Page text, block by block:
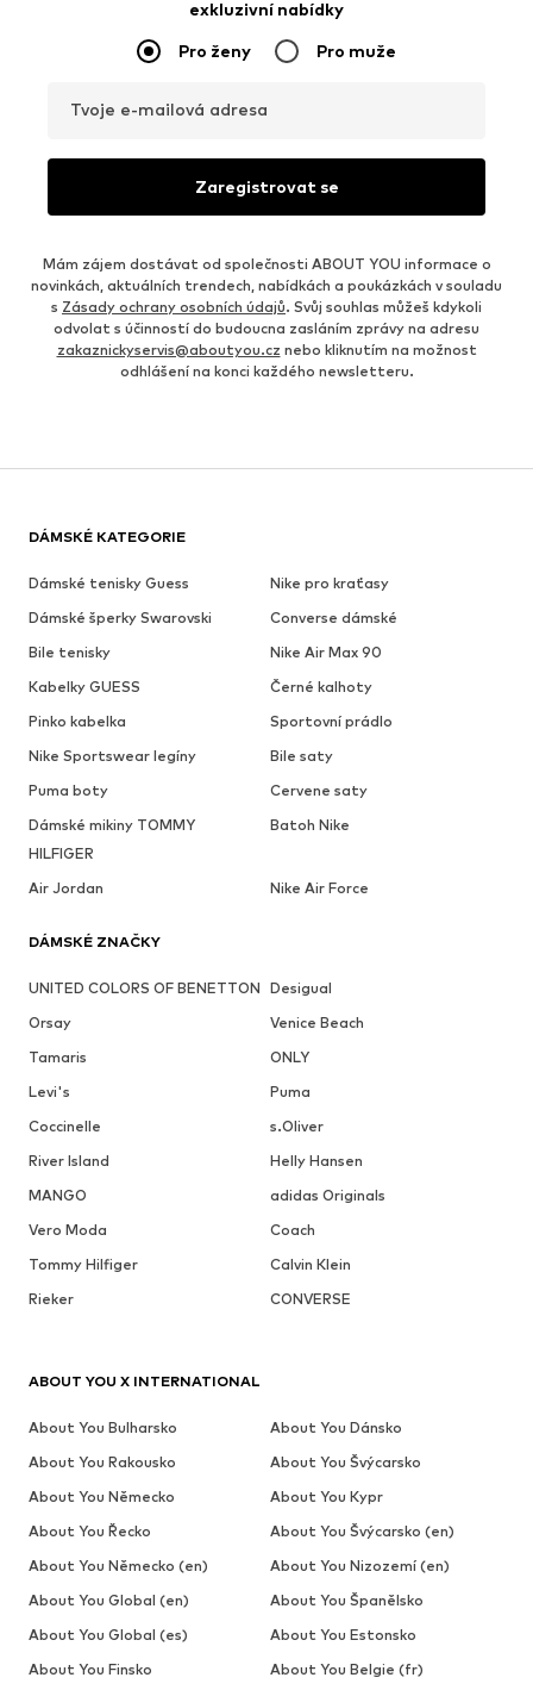
exkluzivní nabídky
Pro ženy Pro muže
Tvoje e-mailová adresa
Zaregistrovat se
Mám zájem dostávat od společnosti ABOUT YOU informace o
novinkách, aktuálních trendech, nabídkách a poukázkách v souladu
s Zásady ochrany osobních údajů. Svůj souhlas můžeš kdykoli
odvolat s účinností do budoucna zasláním zprávy na adresu
zakaznickyservis@aboutyou.cz nebo kliknutím na možnost
odhlášení na konci každého newsletteru.
DÁMSKÉ KATEGORIE
Dámské tenisky Guess
Nike pro kraťasy
Dámské šperky Swarovski
Converse dámské
Bile tenisky
Nike Air Max 90
Kabelky GUESS
Černé kalhoty
Pinko kabelka
Sportovní prádlo
Nike Sportswear legíny
Bile saty
Puma boty
Cervene saty
Dámské mikiny TOMMY
HILFIGER
Batoh Nike
Air Jordan Nike Air Force
DÁMSKÉ ZNAČKY
UNITED COLORS OF BENETTON Desigual
Orsay
Venice Beach
Tamaris
ONLY
Levi's
Puma
Coccinelle
s.Oliver
River Island
Helly Hansen
MANGO
adidas Originals
Vero Moda
Coach
Tommy Hilfiger
Calvin Klein
Rieker
CONVERSE
ABOUT YOU X INTERNATIONAL
About You Bulharsko
About You Dánsko
About You Rakousko
About You Švýcarsko
About You Německo
About You Kypr
About You Řecko
About You Švýcarsko (en)
About You Německo (en)
About You Nizozemí (en)
About You Global (en)
About You Španělsko
About You Global (es)
About You Estonsko
About You Finsko
About You Belgie (fr)